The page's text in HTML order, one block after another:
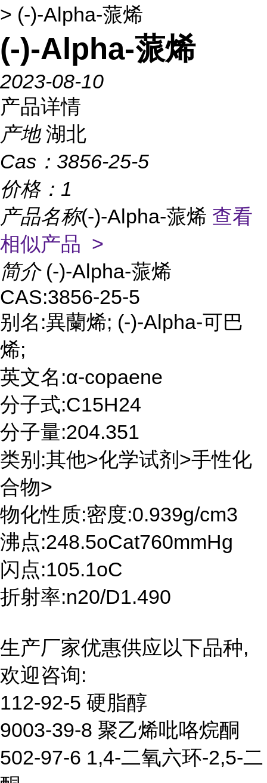
> (-)-Alpha-蒎烯
(-)-Alpha-蒎烯
2023-08-10
产品详情
产地 湖北
Cas： 3856-25-5
价格： 1
产品名称(-)-Alpha-蒎烯 查看
相似产品 >
简介 (-)-Alpha-蒎烯
CAS:3856-25-5
别名:異蘭烯; (-)-Alpha-可巴
烯;
英文名:α-copaene
分子式:C15H24
分子量:204.351
类别:其他>化学试剂>手性化
合物>
物化性质:密度:0.939g/cm3
沸点:248.5oCat760mmHg
闪点:105.1oC
折射率:n20/D1.490
生产厂家优惠供应以下品种,
欢迎咨询:
112-92-5 硬脂醇
9003-39-8 聚乙烯吡咯烷酮
502-97-6 1,4-二氧六环-2,5-二